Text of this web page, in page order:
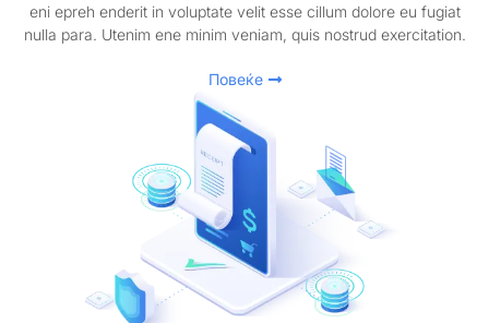
eni epreh enderit in voluptate velit esse cillum dolore eu fugiat
nulla para. Utenim ene minim veniam, quis nostrud exercitation.
Повеќе